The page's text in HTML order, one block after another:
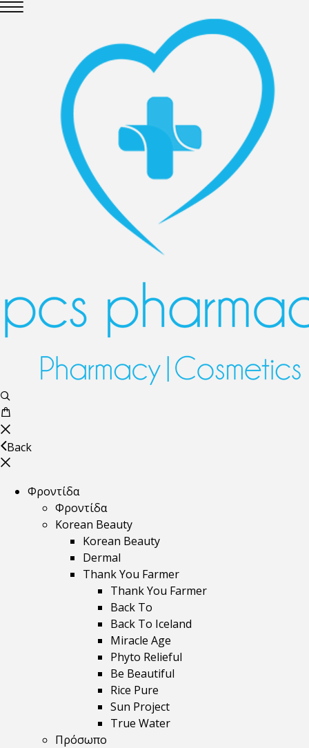
Back
Φροντίδα
Φροντίδα
Korean Beauty
Korean Beauty
Dermal
Thank You Farmer
Thank You Farmer
Back To
Back To Iceland
Miracle Age
Phyto Relieful
Be Beautiful
Rice Pure
Sun Project
True Water
Πρόσωπο